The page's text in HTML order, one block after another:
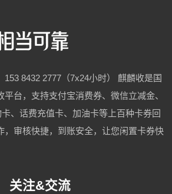
153 8432 2777（7x24小时） 麒麟收是国
台，支持支付宝消费券、微信立减金、
、话费充值卡、加油卡等上百种卡券回
，审核快捷，到账安全，让您闲置卡券快
关注&交流